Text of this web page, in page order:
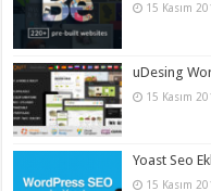
15 Kasım
uDesing
15 Kasım
Yoast Seo
15 Kasım